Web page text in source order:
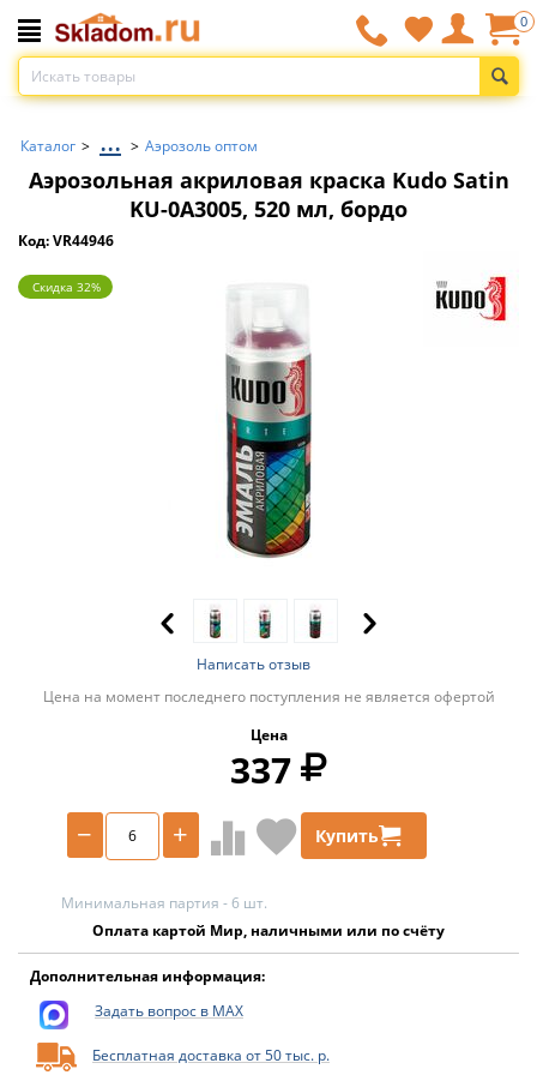
0
Каталог > ... > Аэрозоль оптом
Аэрозольная акриловая краска Kudo Satin
KU-0A3005, 520 мл, бордо
Код: VR44946
Скидка 32%
Написать отзыв
Цена на момент последнего поступления не является офертой
Цена
337
+
− Купить
Минимальная партия - 6 шт.
Оплата картой Мир, наличными или по счёту
Дополнительная информация:
Задать вопрос в MAX
Бесплатная доставка от 50 тыс. р.